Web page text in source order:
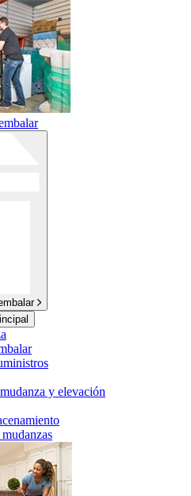
y elevación